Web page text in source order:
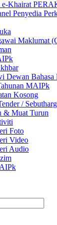
e-Khairat
Penyedia
Maklumat
Dewan Bahasa
MAIPk
Kosong
/
& Muat Turun
Foto
Video
Audio